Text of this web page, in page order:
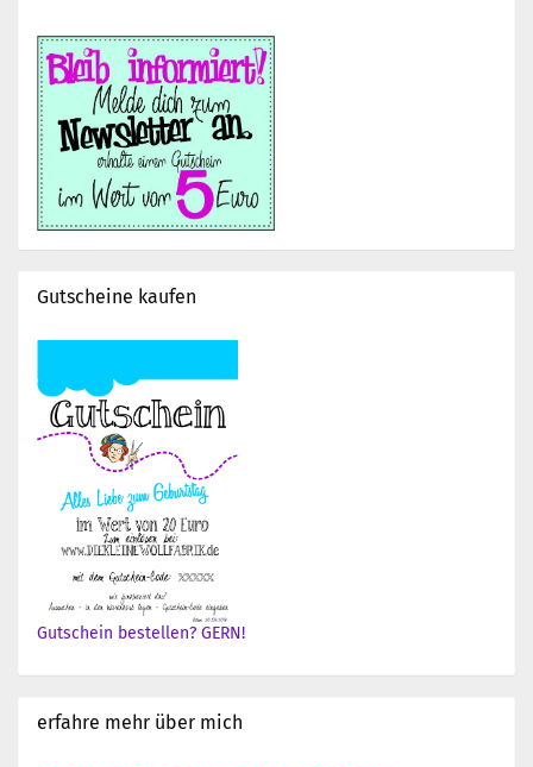
Gutscheine kaufen
Gutschein bestellen? GERN!
erfahre mehr über mich